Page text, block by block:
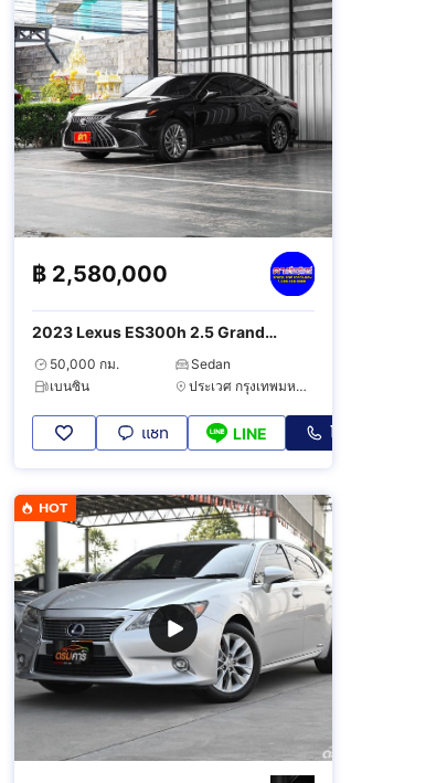
฿ 2,580,000
2023 Lexus ES300h 2.5 Grand
Luxury
50,000 กม.
Sedan
เบนซิน
ประเวศ กรุงเทพมหานคร
แชท LINE โทร
HOT